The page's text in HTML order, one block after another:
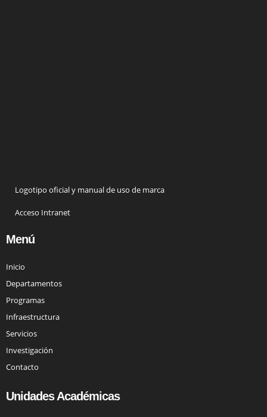
Logotipo oficial y manual de uso de marca
Acceso Intranet
Menú
Inicio
Departamentos
Programas
Infraestructura
Servicios
Investigación
Contacto
Unidades Académicas